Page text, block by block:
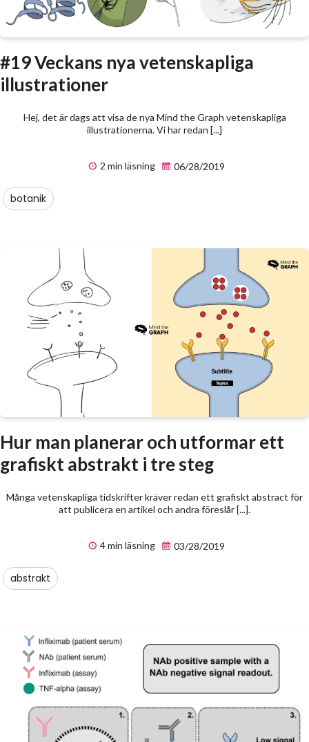
#19 Veckans nya vetenskapliga
illustrationer
Hej, det är dags att visa de nya Mind the Graph vetenskapliga
illustrationerna. Vi har redan [...]
2 min läsning 06/28/2019
botanik
Hur man planerar och utformar ett
grafiskt abstrakt i tre steg
Många vetenskapliga tidskrifter kräver redan ett grafiskt abstract för
att publicera en artikel och andra föreslår [...].
4 min läsning 03/28/2019
abstrakt